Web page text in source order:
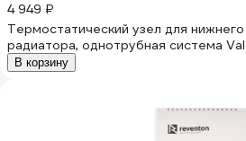
4 949 ₽
Термостатический узел для
радиатора, однотрубная система
В корзину